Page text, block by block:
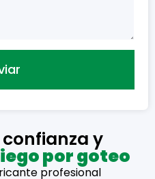
confianza y
por goteo
profesional